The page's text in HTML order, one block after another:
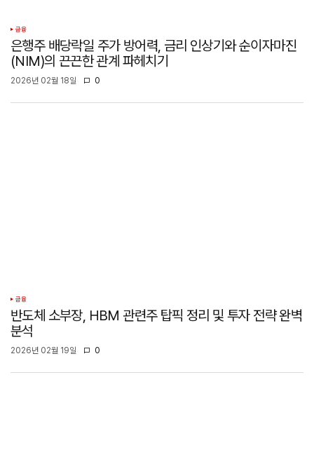
금융
은행주 배당락일 주가 방어력, 금리 인상기와 순이자마진
(NIM)의 끈끈한 관계 파헤치기
2026년 02월 18일 0
금융
반도체 소부장, HBM 관련주 탑픽 정리 및 투자 전략 완벽
분석
2026년 02월 19일 0